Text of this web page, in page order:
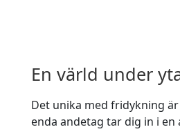
En värld under
Det unika med fridykning
enda andetag tar dig in i en